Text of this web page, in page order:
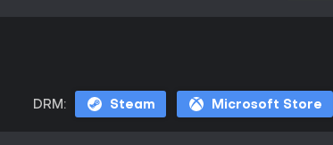
DRM: Steam Microsoft Store